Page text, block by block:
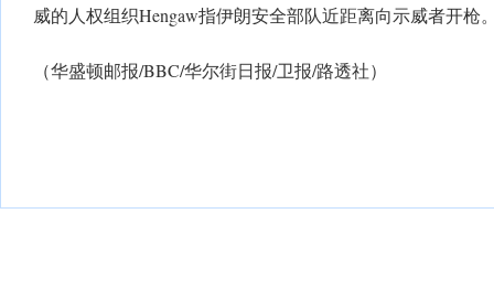
威的人权组织Hengaw指伊朗安全部队近距离向示威者开枪
（华盛顿邮报/BBC/华尔街日报/卫报/路透社）